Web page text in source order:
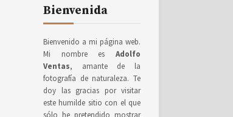
Bienvenida
Bienvenido a mi página web.
Mi nombre es Adolfo
Ventas, amante de la
fotografía de naturaleza. Te
doy las gracias por visitar
este humilde sitio con el que
sólo he pretendido mostrar